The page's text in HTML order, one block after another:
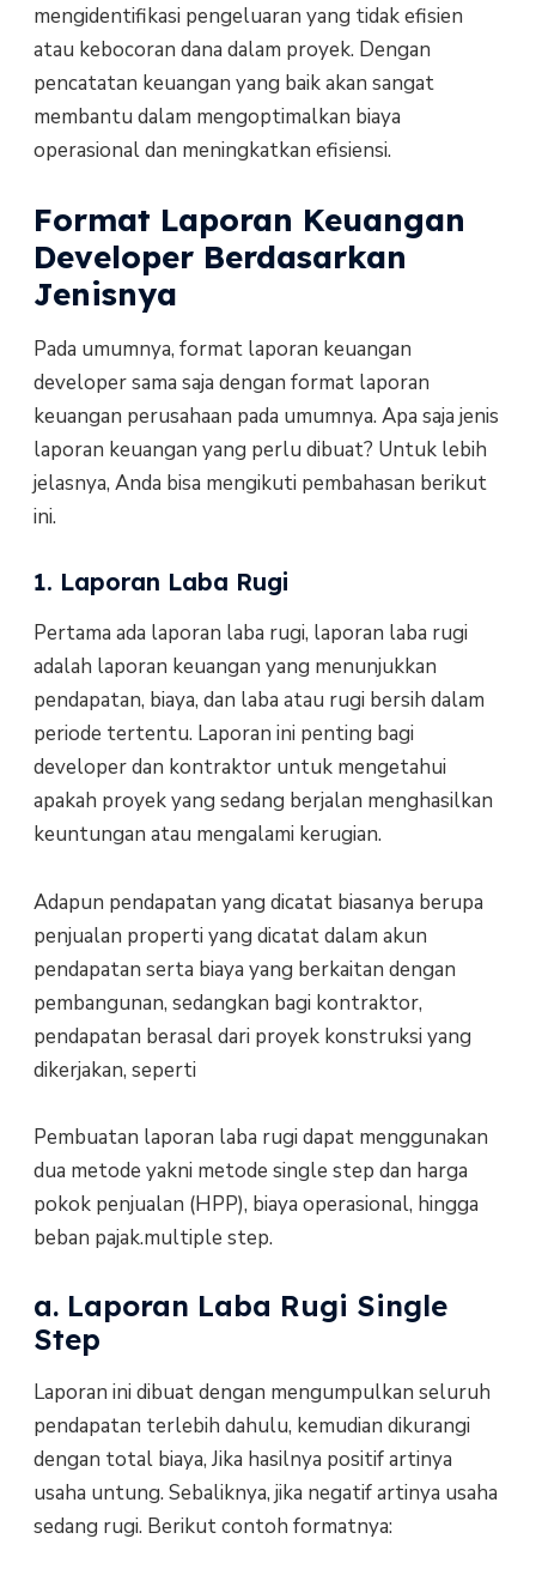
mengidentifikasi pengeluaran yang tidak efisien
atau kebocoran dana dalam proyek. Dengan
pencatatan keuangan yang baik akan sangat
membantu dalam mengoptimalkan biaya
operasional dan meningkatkan efisiensi.
Format Laporan Keuangan
Developer Berdasarkan
Jenisnya
Pada umumnya, format laporan keuangan
developer sama saja dengan format laporan
keuangan perusahaan pada umumnya. Apa saja jenis
laporan keuangan yang perlu dibuat? Untuk lebih
jelasnya, Anda bisa mengikuti pembahasan berikut
ini.
1. Laporan Laba Rugi
Pertama ada laporan laba rugi, laporan laba rugi
adalah laporan keuangan yang menunjukkan
pendapatan, biaya, dan laba atau rugi bersih dalam
periode tertentu. Laporan ini penting bagi
developer dan kontraktor untuk mengetahui
apakah proyek yang sedang berjalan menghasilkan
keuntungan atau mengalami kerugian.
Adapun pendapatan yang dicatat biasanya berupa
penjualan properti yang dicatat dalam akun
pendapatan serta biaya yang berkaitan dengan
pembangunan, sedangkan bagi kontraktor,
pendapatan berasal dari proyek konstruksi yang
dikerjakan, seperti
Pembuatan laporan laba rugi dapat menggunakan
dua metode yakni metode single step dan harga
pokok penjualan (HPP), biaya operasional, hingga
beban pajak.multiple step.
a. Laporan Laba Rugi Single
Step
Laporan ini dibuat dengan mengumpulkan seluruh
pendapatan terlebih dahulu, kemudian dikurangi
dengan total biaya, Jika hasilnya positif artinya
usaha untung. Sebaliknya, jika negatif artinya usaha
sedang rugi. Berikut contoh formatnya: